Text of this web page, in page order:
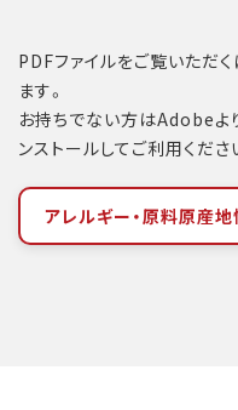
PDFファイルをご覧いただ
ます。
お持ちでない方はAdobe
ンストールしてご利用くださ
アレルギー・原料原産地